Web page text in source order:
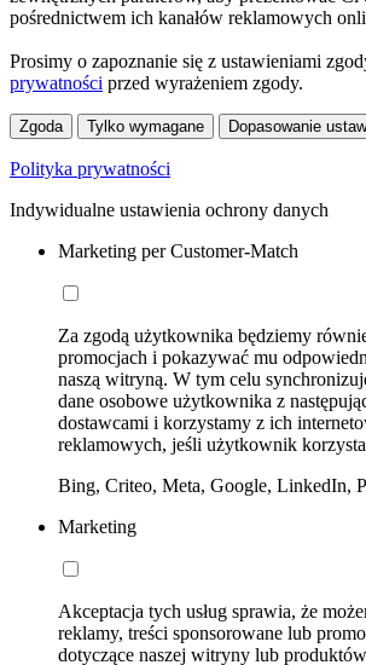
pośrednictwem ich kanałów reklamowych
Prosimy o zapoznanie się z ustawieniami
prywatności przed wyrażeniem zgody.
Zgoda Tylko wymagane Dopasowanie
Polityka prywatności
Indywidualne ustawienia ochrony danych
Marketing per Customer-Match
Za zgodą użytkownika będziemy
promocjach i pokazywać mu
naszą witryną. W tym celu
dane osobowe użytkownika z
dostawcami i korzystamy z ich
reklamowych, jeśli użytkownik korzysta
Bing, Criteo, Meta, Google, LinkedIn,
Marketing
Akceptacja tych usług sprawia, że
reklamy, treści sponsorowane lub
dotyczące naszej witryny lub